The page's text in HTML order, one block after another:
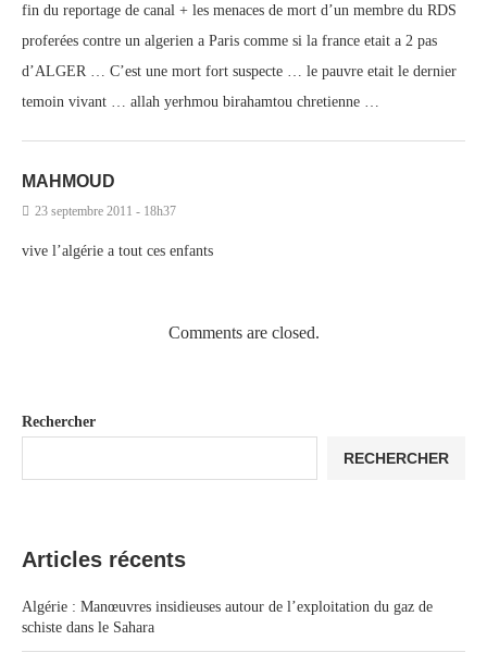
fin du reportage de canal + les menaces de mort d’un membre du RDS
proferées contre un algerien a Paris comme si la france etait a 2 pas
d’ALGER … C’est une mort fort suspecte … le pauvre etait le dernier
temoin vivant … allah yerhmou birahamtou chretienne …
MAHMOUD
23 septembre 2011 - 18h37
vive l’algérie a tout ces enfants
Comments are closed.
Rechercher
RECHERCHER
Articles récents
Algérie : Manœuvres insidieuses autour de l’exploitation du gaz de
schiste dans le Sahara